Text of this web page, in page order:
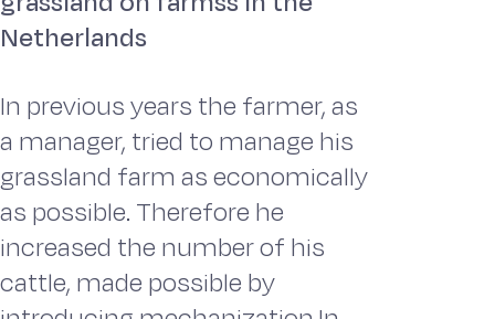
Netherlands
In previous years the farmer, as
a manager, tried to manage his
grassland farm as economically
as possible. Therefore he
increased the number of his
cattle, made possible by